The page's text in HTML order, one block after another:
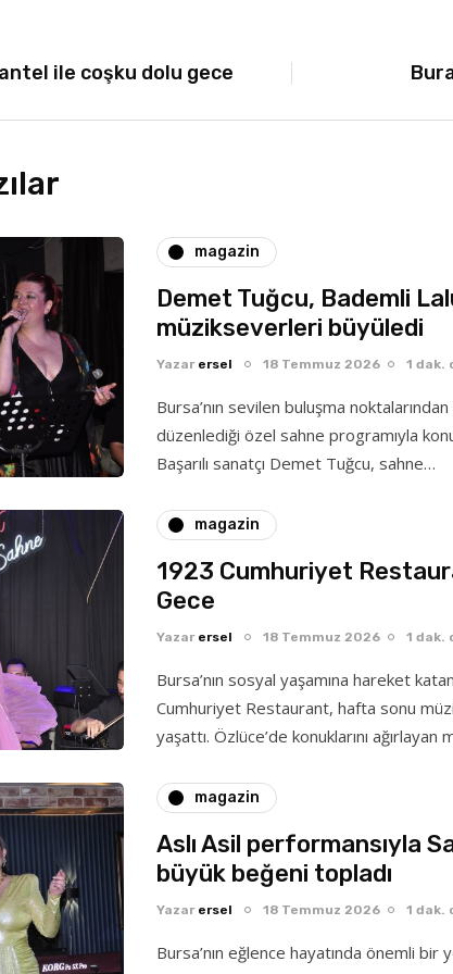
ile coşku dolu gece
magazin
Demet Tuğcu, Bademli
müzikseverleri büyüledi
Yazar ersel 18 Temmuz 2026 1 dak.
Bursa’nın sevilen buluşma
düzenlediği özel sahne programıyla
Başarılı sanatçı Demet Tuğcu, sahne…
magazin
1923 Cumhuriyet
Gece
Yazar ersel 18 Temmuz 2026 1 dak.
Bursa’nın sosyal yaşamına hareket
Cumhuriyet Restaurant, hafta sonu
yaşattı. Özlüce’de konuklarını ağırlayan
magazin
Aslı Asil performansıyla
büyük beğeni topladı
Yazar ersel 18 Temmuz 2026 1 dak.
Bursa’nın eğlence hayatında önemli